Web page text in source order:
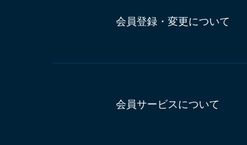
会員登録・変更について
会員サービスについて